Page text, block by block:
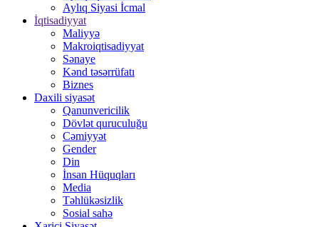
Aylıq Siyasi İcmal
İqtisadiyyat
Maliyyə
Makroiqtisadiyyat
Sənaye
Kənd təsərrüfatı
Biznes
Daxili siyasət
Qanunvericilik
Dövlət quruculuğu
Cəmiyyət
Gender
Din
İnsan Hüquqları
Media
Təhlükəsizlik
Sosial sahə